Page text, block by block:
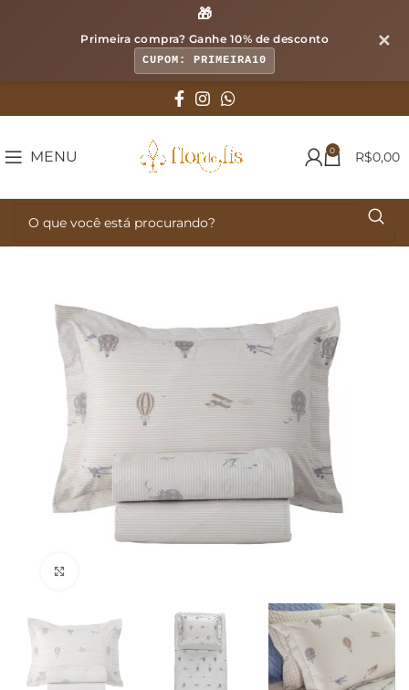
🎁
Primeira compra? Ganhe 10% de desconto
CUPOM: PRIMEIRA10
✕
MENU 0 R$0,00